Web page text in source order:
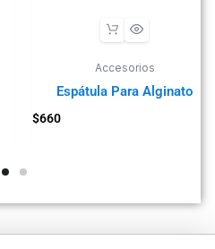
Accesorios
Espátula Para Alginato
$660